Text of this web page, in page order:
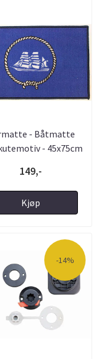
- Båtmatte
- 45x75cm
149,-
Kjøp
-14%